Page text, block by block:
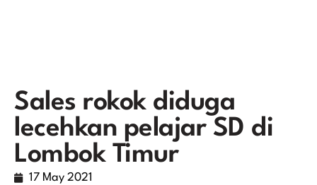
Sales rokok diduga
lecehkan pelajar SD di
Lombok Timur
17 May 2021